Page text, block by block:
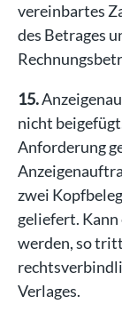
vereinbartes
des Betrages
15.
nicht
Anforderung
zwei
geliefert.
werden, so
Verlages.